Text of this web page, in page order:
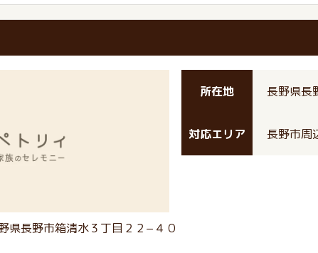
所在地 長野県長
対応エリア 長野市周
県長野市箱清水３丁目２２−４０